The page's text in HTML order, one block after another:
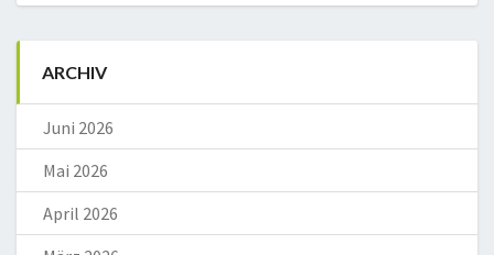
ARCHIV
Juni 2026
Mai 2026
April 2026